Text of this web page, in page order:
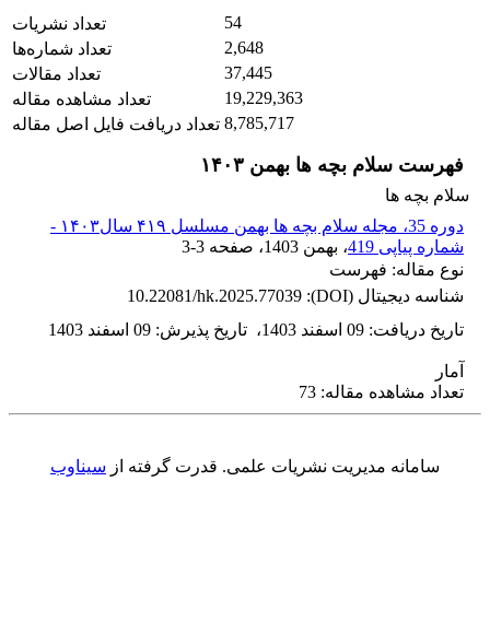
تعداد نشریات
54
تعداد شماره‌ها
2,648
تعداد مقالات
37,445
تعداد مشاهده مقاله
19,229,363
تعداد دریافت فایل اصل مقاله 8,785,717
فهرست سلام بچه ها بهمن ۱۴۰۳
سلام بچه ها
دوره 35، مجله سلام بچه ها بهمن مسلسل ۴۱۹ سال۱۴۰۳ -
شماره پیاپی 419
، بهمن 1403 ، صفحه 3-3
نوع مقاله: فهرست
شناسه دیجیتال (DOI):
10.22081/hk.2025.77039
تاریخ دریافت: 09 اسفند 1403 ، تاریخ پذیرش: 09 اسفند 1403
آمار
تعداد مشاهده مقاله: 73
سامانه مدیریت نشریات علمی. قدرت گرفته از سیناوب